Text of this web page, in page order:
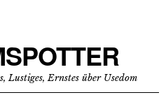
Lustiges, Ernstes über Usedom